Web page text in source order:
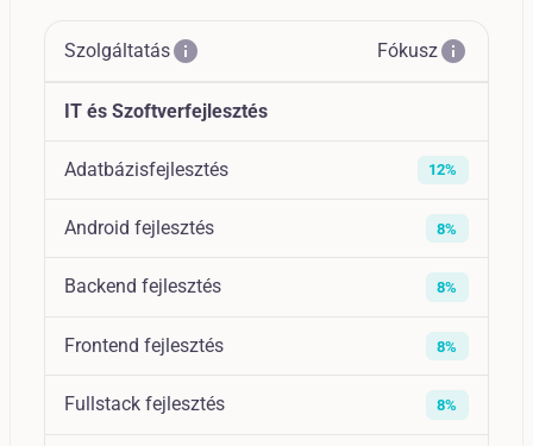
Szolgáltatásinfo Fókuszinfo
IT és Szoftverfejlesztés
Adatbázisfejlesztés 12%
Android fejlesztés 8%
Backend fejlesztés 8%
Frontend fejlesztés 8%
Fullstack fejlesztés 8%